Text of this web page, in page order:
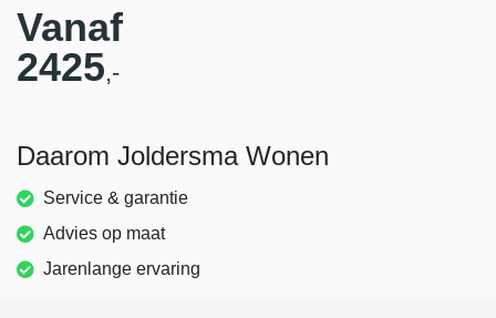
Vanaf
2425,-
Daarom Joldersma Wonen
Service & garantie
Advies op maat
Jarenlange ervaring